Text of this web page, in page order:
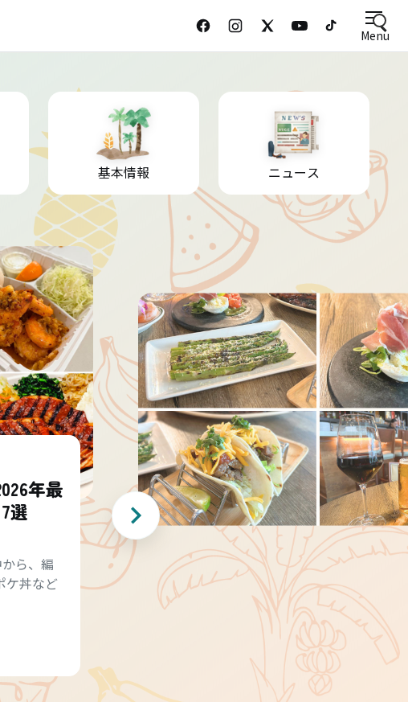
Menu
基本情報 ニュース
年最
選
ら、編
ケ丼など